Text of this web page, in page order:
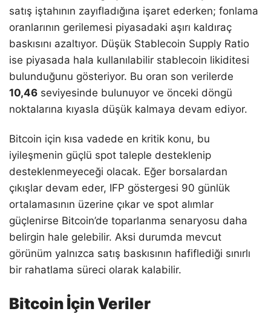
satış iştahının zayıfladığına işaret ederken; fonlama
oranlarının gerilemesi piyasadaki aşırı kaldıraç
baskısını azaltıyor. Düşük Stablecoin Supply Ratio
ise piyasada hala kullanılabilir stablecoin likiditesi
bulunduğunu gösteriyor. Bu oran son verilerde
10,46 seviyesinde bulunuyor ve önceki döngü
noktalarına kıyasla düşük kalmaya devam ediyor.
Bitcoin için kısa vadede en kritik konu, bu
iyileşmenin güçlü spot taleple desteklenip
desteklenmeyeceği olacak. Eğer borsalardan
çıkışlar devam eder, IFP göstergesi 90 günlük
ortalamasının üzerine çıkar ve spot alımlar
güçlenirse Bitcoin’de toparlanma senaryosu daha
belirgin hale gelebilir. Aksi durumda mevcut
görünüm yalnızca satış baskısının hafiflediği sınırlı
bir rahatlama süreci olarak kalabilir.
Bitcoin İçin Veriler